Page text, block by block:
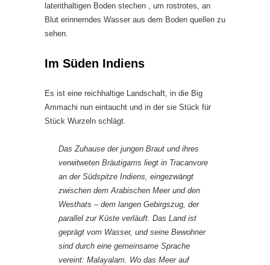
laterithaltigen Boden stechen , um rostrotes, an
Blut erinnerndes Wasser aus dem Boden quellen zu
sehen.
Im Süden Indiens
Es ist eine reichhaltige Landschaft, in die Big
Ammachi nun eintaucht und in der sie Stück für
Stück Wurzeln schlägt.
Das Zuhause der jungen Braut und ihres
verwitweten Bräutigams liegt in Tracanvore
an der Südspitze Indiens, eingezwängt
zwischen dem Arabischen Meer und den
Westhats – dem langen Gebirgszug, der
parallel zur Küste verläuft. Das Land ist
geprägt vom Wasser, und seine Bewohner
sind durch eine gemeinsame Sprache
vereint: Malayalam. Wo das Meer auf